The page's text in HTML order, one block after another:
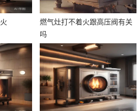
燃气灶打不着火跟高压阀有关
吗